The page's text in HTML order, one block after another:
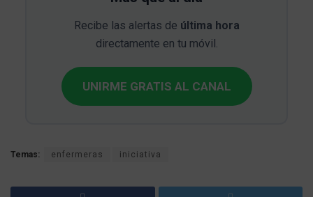
Recibe las alertas de última hora
directamente en tu móvil.
UNIRME GRATIS AL CANAL
Temas: enfermeras iniciativa